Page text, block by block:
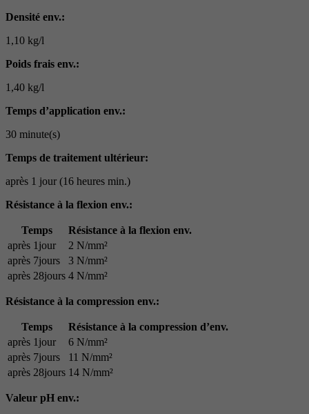
Densité env.:
1,10 kg/l
Poids frais env.:
1,40 kg/l
Temps d’application env.:
30 minute(s)
Temps de traitement ultérieur:
après 1 jour (16 heures min.)
Résistance à la flexion env.:
Temps
Résistance à la flexion env.
après 1jour
2 N/mm²
après 7jours
3 N/mm²
après 28jours 4 N/mm²
Résistance à la compression env.:
Temps
Résistance à la compression d’env.
après 1jour
6 N/mm²
après 7jours
11 N/mm²
après 28jours 14 N/mm²
Valeur pH env.: